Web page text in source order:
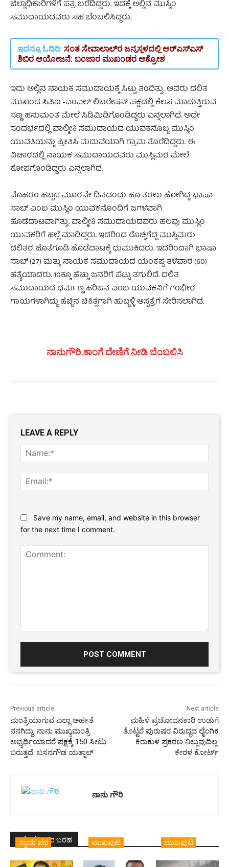
ಜಿಲ್ಲಾಧಿಕಾರಿಗಳಿಗೆ ಪತ್ರ ಬರೆದಿದ್ದರು. ಇದಕ್ಕೆ ಅಲ್ಲಿನ ಮುಸ್ಲಿಂ
ಸಮುದಾಯದವರು ಸಹ ಬೆಂಬಲಿಸಿದ್ದರು.
ಇದನ್ನೂ ಓದಿರಿ: ಸಂತ ಸೇವಾಲಾಲ್‌ರ ಜನ್ಮಸ್ಥಳದಲ್ಲಿ ಆರ್‌ಎಸ್‌ಎಸ್‌
ಶಿಬಿರ ಆಯೋಜನೆ: ಬಂಜಾರ ಮುಖಂಡರ ಆಕ್ರೋಶ
ಇದು ಅಲ್ಲಿನ ನಾಯಕ ಸಮುದಾಯಕ್ಕೆ ಸಿಟ್ಟು ತಂದಿತ್ತು. ಅವರು ದಲಿತ
ಮುಖಂಡ ಸಿಪಿಐ -ಎಂಎಲ್‌ ಲಿಬರೇಷನ್ ಪಕ್ಷದಲ್ಲಿ ಕೆಲಸ ಮಾಡುತ್ತಿರುವ
ಸಣ್ಣ ಹನುಮಂತ ಮೇಲೆ ಸಿಡಿಮಿಡಿಗೊಂಡಿದ್ದರು ಎನ್ನಲಾಗಿದೆ. ಅದೇ
ಸಂದರ್ಭದಲ್ಲಿ ವಾಲ್ಮೀಕಿ ಸಮುದಾಯದ ಯುವಕನೊಬ್ಬ ಮುಸ್ಲಿಂ
ಯುವತಿಯನ್ನು ಪ್ರೀತಿಸಿ ಮದುವೆಯಾಗಿ ಗ್ರಾಮ ತೊರೆದಿದ್ದರು. ಈ
ವಿಚಾರದಲ್ಲಿ ನಾಯಕ ಸಮುದಾಯದವರು ಮುಸ್ಲಿಮರ ಮೇಲೆ
ಕೋಪಗೊಂಡಿದ್ದರು ಎನ್ನಲಾಗಿದೆ.
ಮೊಹರಂ ಹಬ್ಬದ ಮೂರನೇ ದಿನದಂದು ಹೂ ತರಲು ಹೋಗಿದ್ದ ಭಾಷಾ
ಸಾಬ್ ಎಂಬ ಮುಸ್ಲಿಂ ಯುವಕನೊಂದಿಗೆ ಜಗಳವಾಗಿ
ಹೊಡೆದಾಟವಾಗಿತ್ತು. ವಾಲ್ಮೀಕಿ ಸಮುದಾಯದವರು ಹಲವು ಮುಸ್ಲಿಂ
ಯುವಕರಿಗೆ ಹಲ್ಲೆ ಮಾಡಿದ್ದರು. ಇದರಿಂದ ರೊಚ್ಚಿಗೆದ್ದ ಮುಸ್ಲಿಮರು
ದಲಿತರ ಜೊತೆಗೂಡಿ ಹೊಡೆದಾಟಕ್ಕೆ ಧುಮುಕಿದರು. ಇದರಿಂದಾಗಿ ಭಾಷಾ
ಸಾಬ್ (27) ಮತ್ತು ನಾಯಕ ಸಮುದಾಯದ ಯಂಕಪ್ಪ ತಳವಾರ (60)
ಹತ್ಯೆಯಾದರು. 10ಕ್ಕೂ ಹೆಚ್ಚು ಜನರಿಗೆ ಪೆಟ್ಟು ತಗುಲಿದೆ. ದಲಿತ
ಸಮುದಾಯದ ಧರ್ಮಣ್ಣ ಹರಿಜನ ಎಂಬ ಯುವಕನಿಗೆ ಗಂಭೀರ
ಗಾಯಗಳಾಗಿದ್ದು ಹೆಚ್ಚಿನ ಚಿಕಿತ್ಸೆಗಾಗಿ ಹುಬ್ಬಳ್ಳಿ ಆಸ್ಪತ್ರೆಗೆ ಸೇರಿಸಲಾಗಿದೆ.
ನಾನುಗೌರಿ.ಕಾಂಗೆ ದೇಣಿಗೆ ನೀಡಿ ಬೆಂಬಲಿಸಿ
LEAVE A REPLY
Save my name, email, and website in this browser
for the next time I comment.
Previous article
ಮಂತ್ರಿಯಾಗುವ ಎಲ್ಲಾ ಅರ್ಹತೆ
ನನಗಿದ್ದು, ನಾನು ಮುಖ್ಯಮಂತ್ರಿ
ಅಭ್ಯರ್ಥಿಯಾದರೆ ಪಕ್ಷಕ್ಕೆ 150 ಸೀಟು
ಬರುತ್ತದೆ: ಬಸನಗೌಡ ಯತ್ನಾಲ್
Next article
ಮಹಿಳೆ ಪ್ರಚೋದನಕಾರಿ ಉಡುಗೆ
ತೊಟ್ಟರೆ ಪುರುಷರ ವಿರುದ್ಧದ ಲೈಂಗಿಕ
ಕಿರುಕುಳ ಪ್ರಕರಣ ನಿಲ್ಲುವುದಿಲ್ಲ:
ಕೇರಳ ಕೋರ್ಟ್
ನಾನು ಗೌರಿ
ಇದೇ ಲೇಖಕರ ಬರಹ
ನ್ಯಾಯ ಪಥ ಮುಖಪುಟ ಮುಖಪುಟ